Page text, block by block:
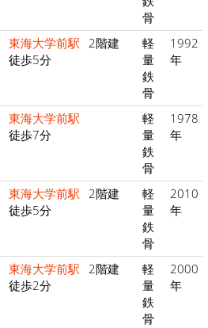
骨
東海大学前駅
徒歩5分
2階建
軽
量
鉄
骨
1992
年
東海大学前駅
徒歩7分
軽
量
鉄
骨
1978
年
東海大学前駅
徒歩5分
2階建
軽
量
鉄
骨
2010
年
東海大学前駅
徒歩2分
2階建
軽
量
鉄
骨
2000
年